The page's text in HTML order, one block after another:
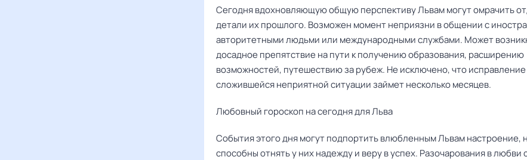
Сегодня вдохновляющую общую перспективу Львам могут омрачить
детали их прошлого. Возможен момент неприязни в общении с
авторитетными людьми или международными службами. Может
досадное препятствие на пути к получению образования, расширению
возможностей, путешествию за рубеж. Не исключено, что исправление
сложившейся неприятной ситуации займет несколько месяцев.
Любовный гороскоп на сегодня для Льва
События этого дня могут подпортить влюбленным Львам настроение,
способны отнять у них надежду и веру в успех. Разочарования в любви